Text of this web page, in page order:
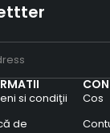
si condiţii
de
Cos